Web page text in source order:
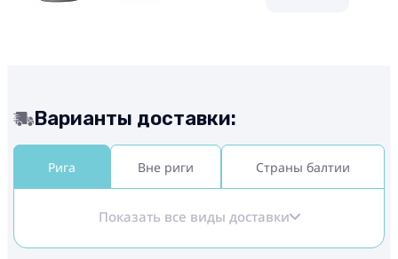
Варианты доставки:
Рига Вне риги Страны балтии
Показать все виды доставки